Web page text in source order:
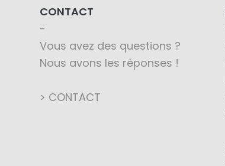
CONTACT
Vous avez des questions ?
Nous avons les réponses !
> CONTACT